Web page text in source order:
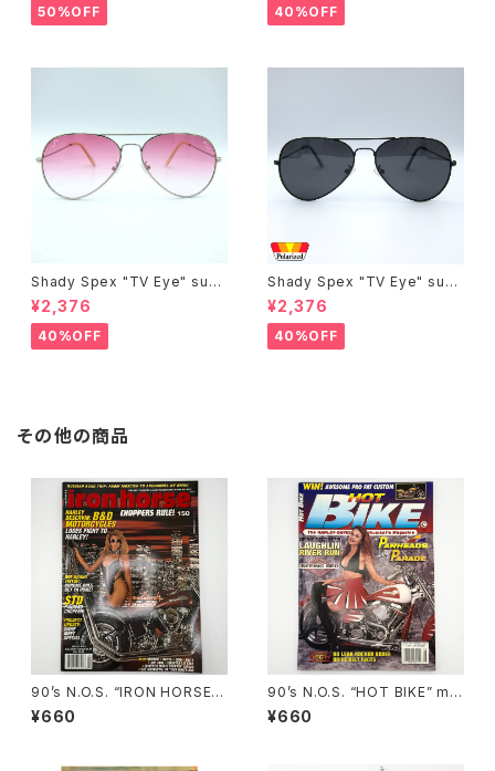
50%OFF 40%OFF
Shady Spex "TV Eye" sung
lasses, Silver w/Rose Grad
ient lenses
¥2,376
40%OFF
Shady Spex "TV Eye" sung
lasses, Black w/Polarized
Grey lenses
¥2,376
40%OFF
その他の商品
90’s N.O.S. “IRON HORSE”
magazine #150(Apr.’93 iss
ue)
¥660
90’s N.O.S. “HOT BIKE” ma
gazine #27-08(Aug.’95 iss
ue)
¥660